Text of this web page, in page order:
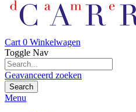
Cart 0 Winkelwagen
Toggle Nav
Geavanceerd zoeken
Search
Menu